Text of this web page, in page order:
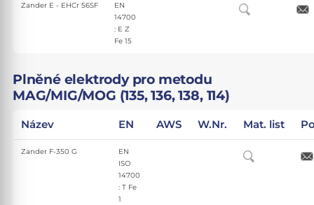
Zander E - EHCr 56SF
EN
14700
: E Z
Fe 15
Plněné elektrody pro metodu
MAG/MIG/MOG (135, 136, 138, 114)
Název EN AWS W.Nr. Mat. list
Zander F-350 G
EN
ISO
14700
: T Fe
1